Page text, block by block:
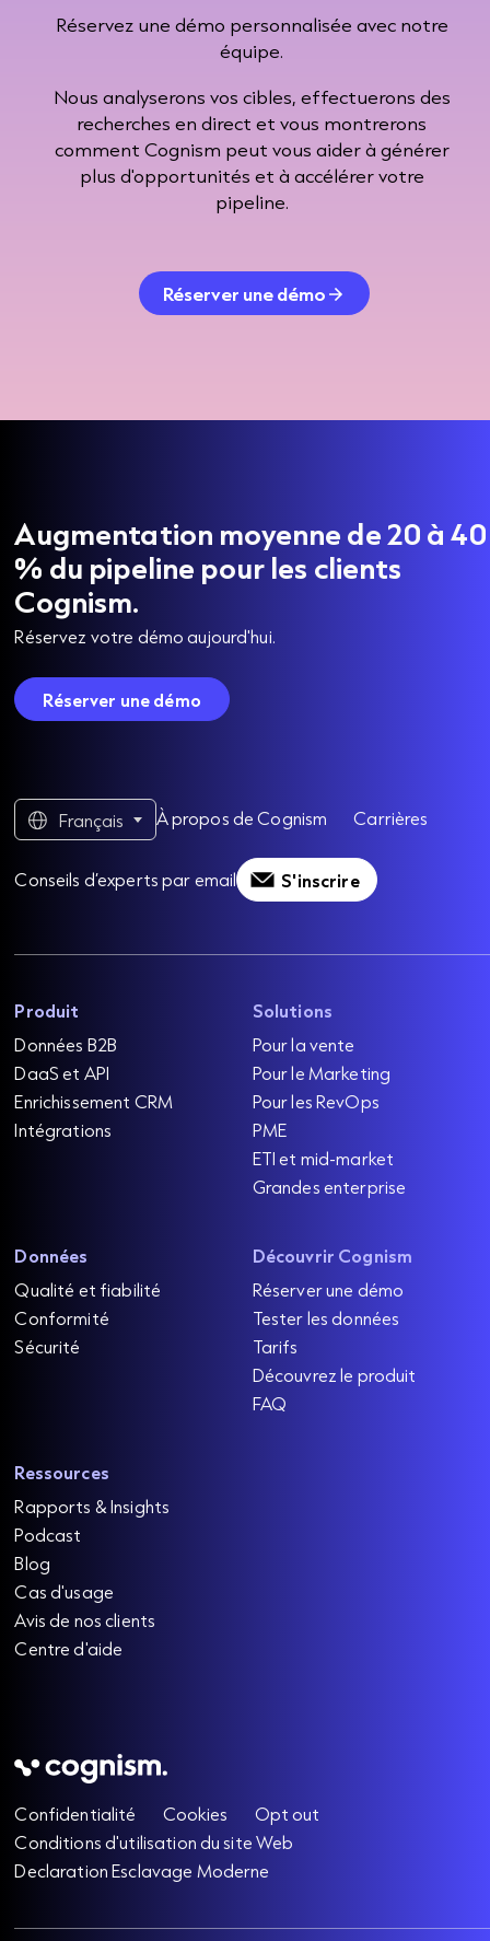
Réservez une démo personnalisée avec notre
équipe.
Nous analyserons vos cibles, effectuerons des
recherches en direct et vous montrerons
comment Cognism peut vous aider à générer
plus d'opportunités et à accélérer votre
pipeline.
Réserver une démo
Augmentation moyenne de 20 à 40
% du pipeline pour les clients
Cognism.
Réservez votre démo aujourd'hui.
Réserver une démo
Français À propos de Cognism Carrières
Conseils d’experts par email S'inscrire
Produit
Données B2B
DaaS et API
Enrichissement CRM
Intégrations
Solutions
Pour la vente
Pour le Marketing
Pour les RevOps
PME
ETI et mid-market
Grandes enterprise
Données
Qualité et fiabilité
Conformité
Sécurité
Découvrir Cognism
Réserver une démo
Tester les données
Tarifs
Découvrez le produit
FAQ
Ressources
Rapports & Insights
Podcast
Blog
Cas d'usage
Avis de nos clients
Centre d'aide
Confidentialité Cookies
Opt out
Conditions d'utilisation du site Web
Declaration Esclavage Moderne